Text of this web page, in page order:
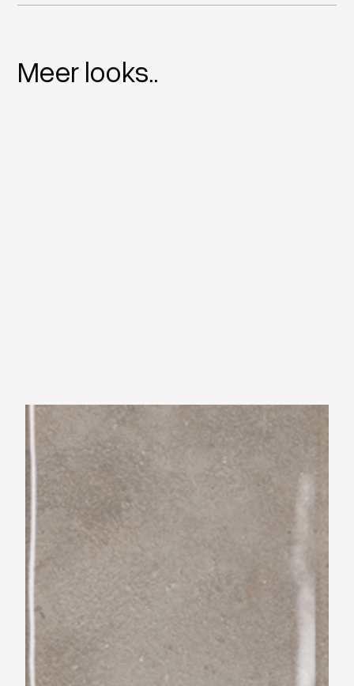
Meer looks..
Beste Koop 065X202 Voque Greige